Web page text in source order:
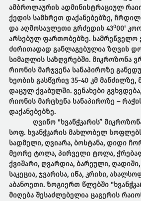
ამბროლაურის ადმინისტრაციულ
ქედის სამხრეთ დაქანებებზე,
და აღმოსავლეთი გრძედის 43000'
არსებულ ფართობებზე. სამრეწველო
ძირითადად განლაგებულია ზღვის
სიმაღლის საზღვრებში. მიკროზონა
რიონის მარჯვენა სანაპიროზე
ხეობის გასწვრივ 35-40 კმ
დაცულ ქვაბულში. ვენახები
რიონის მარცხენა სანაპიროზე –
დაქანებებზე.
ღვინო "ხვანჭკარის”
სოფ. ხვანჭკარის მახლობელ
სადმელი, ღვიარა, ბოსტანა, დიდი
მეორე ტოლა, პირველი ტოლა,
ქვიშარი, ღვარდია, ბარეული, ღადიში,
საკეცია, ჯვარისა, იწა, კრიხი,
აბანოეთი. ზოგიერთ წლებში
მიღება შესაძლებელია ცაგერის